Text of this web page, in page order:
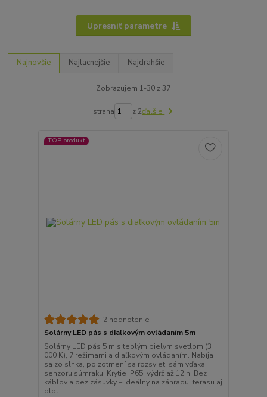
Upresniť parametre
Najnovšie Najlacnejšie Najdrahšie
Zobrazujem 1-30 z 37
strana z 2ďalšie
TOP produkt
2 hodnotenie
Solárny LED pás s diaľkovým ovládaním 5m
Solárny LED pás 5 m s teplým bielym svetlom (3
000 K), 7 režimami a diaľkovým ovládaním. Nabíja
sa zo slnka, po zotmení sa rozsvieti sám vďaka
senzoru súmraku. Krytie IP65, výdrž až 12 h. Bez
káblov a bez zásuvky – ideálny na záhradu, terasu aj
plot.